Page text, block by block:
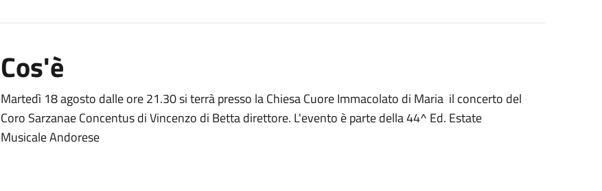
Cos'è
Martedì 18 agosto dalle ore 21.30 si terrà presso la Chiesa Cuore Immacolato di Maria il concerto del
Coro Sarzanae Concentus di Vincenzo di Betta direttore. L'evento è parte della 44^ Ed. Estate
Musicale Andorese